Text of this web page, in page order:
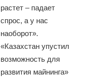
растет – падает
спрос, а у нас
наоборот».
«Казахстан упустил
возможность для
развития майнинга»